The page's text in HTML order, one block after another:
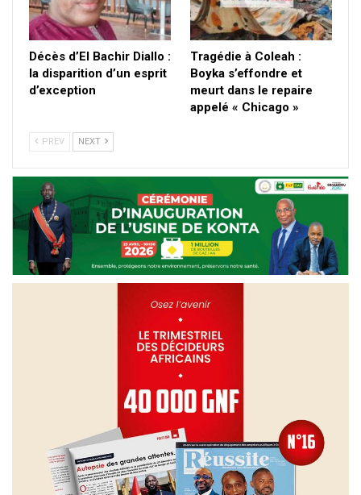
Décès d’El Bachir Diallo :
la disparition d’un esprit
d’exception
Tragédie à Coleah :
Boyka s’effondre et
meurt dans le repaire
appelé « Chicago »
PREV NEXT